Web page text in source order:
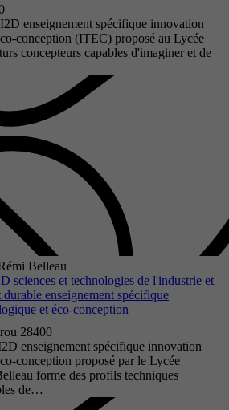
enseignement spécifique innovation
conception (ITEC) proposé au Lycée
concepteurs capables d'imaginer et de
Belleau
sciences et technologies de l'industrie et
enseignement spécifique
et éco-conception
28400
enseignement spécifique innovation
conception proposé par le Lycée
forme des profils techniques
de…